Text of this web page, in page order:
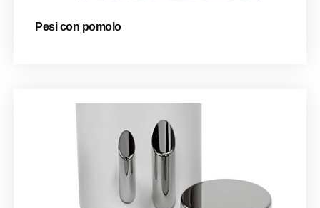
Pesi con pomolo